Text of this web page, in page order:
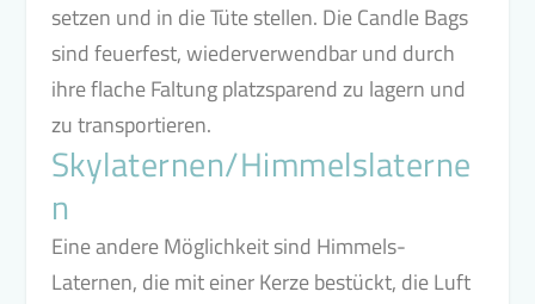
setzen und in die Tüte stellen. Die Candle Bags
sind feuerfest, wiederverwendbar und durch
ihre flache Faltung platzsparend zu lagern und
zu transportieren.
Skylaternen/Himmelslaterne
n
Eine andere Möglichkeit sind Himmels-
Laternen, die mit einer Kerze bestückt, die Luft